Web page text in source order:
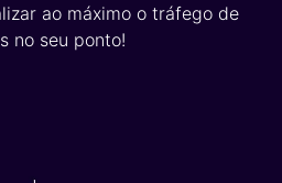
ao máximo o tráfego de
no seu ponto!